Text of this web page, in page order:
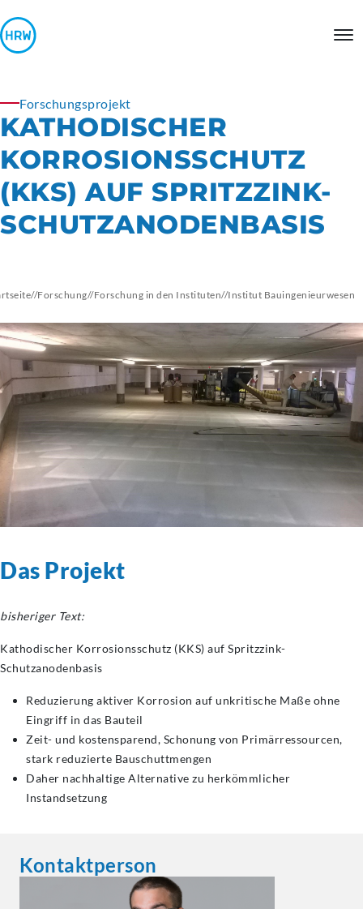
Forschungsprojekt
KATHODISCHER
KORROSIONSSCHUTZ
(KKS) AUF SPRITZZINK-
SCHUTZANODENBASIS
//Forschung//Forschung in den Instituten//Institut Bauingenieurwesen
Das Projekt
bisheriger Text:
Kathodischer Korrosionsschutz (KKS) auf Spritzzink-
Schutzanodenbasis
Reduzierung aktiver Korrosion auf unkritische Maße ohne
Eingriff in das Bauteil
Zeit- und kostensparend, Schonung von Primärressourcen,
stark reduzierte Bauschuttmengen
Daher nachhaltige Alternative zu herkömmlicher
Instandsetzung
Kontaktperson